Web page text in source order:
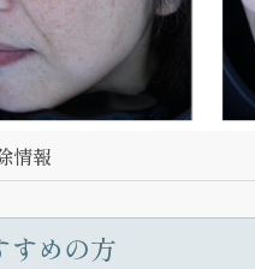
情報
すめの方